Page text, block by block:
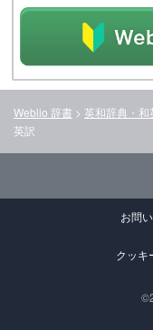
Weblio 辞書 > 英和辞典・和
英訳
お問
クッキ